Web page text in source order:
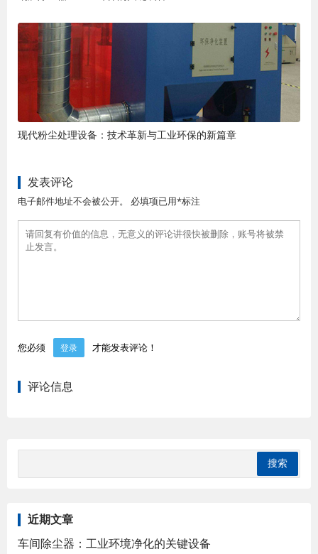
现代粉尘处理设备：技术革新与工业环保的新篇章
发表评论
电子邮件地址不会被公开。 必填项已用*标注
您必须 登录 才能发表评论！
评论信息
近期文章
车间除尘器：工业环境净化的关键设备